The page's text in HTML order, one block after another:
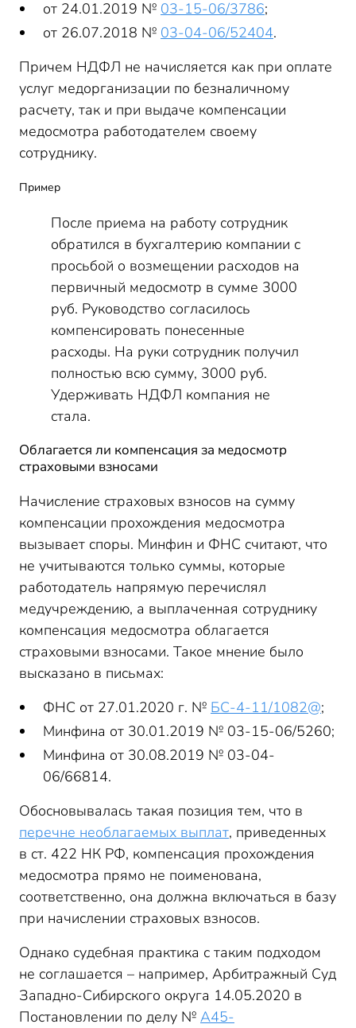
от 24.01.2019 № 03-15-06/3786;
от 26.07.2018 № 03-04-06/52404.
Причем НДФЛ не начисляется как при оплате
услуг медорганизации по безналичному
расчету, так и при выдаче компенсации
медосмотра работодателем своему
сотруднику.
Пример
После приема на работу сотрудник
обратился в бухгалтерию компании с
просьбой о возмещении расходов на
первичный медосмотр в сумме 3000
руб. Руководство согласилось
компенсировать понесенные
расходы. На руки сотрудник получил
полностью всю сумму, 3000 руб.
Удерживать НДФЛ компания не
стала.
Облагается ли компенсация за медосмотр
страховыми взносами
Начисление страховых взносов на сумму
компенсации прохождения медосмотра
вызывает споры. Минфин и ФНС считают, что
не учитываются только суммы, которые
работодатель напрямую перечислял
медучреждению, а выплаченная сотруднику
компенсация медосмотра облагается
страховыми взносами. Такое мнение было
высказано в письмах:
ФНС от 27.01.2020 г. № БС-4-11/1082@;
Минфина от 30.01.2019 № 03-15-06/5260;
Минфина от 30.08.2019 № 03-04-
06/66814.
Обосновывалась такая позиция тем, что в
перечне необлагаемых выплат, приведенных
в ст. 422 НК РФ, компенсация прохождения
медосмотра прямо не поименована,
соответственно, она должна включаться в базу
при начислении страховых взносов.
Однако судебная практика с таким подходом
не соглашается – например, Арбитражный Суд
Западно-Сибирского округа 14.05.2020 в
Постановлении по делу № А45-